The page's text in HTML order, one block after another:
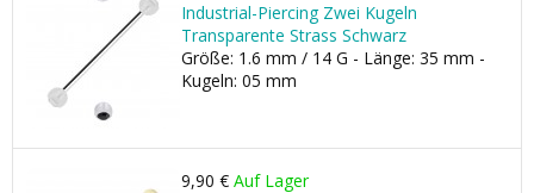
Industrial-Piercing Zwei Kugeln
Transparente Strass Schwarz
Größe: 1.6 mm / 14 G - Länge: 35 mm -
Kugeln: 05 mm
9,90 € Auf Lager